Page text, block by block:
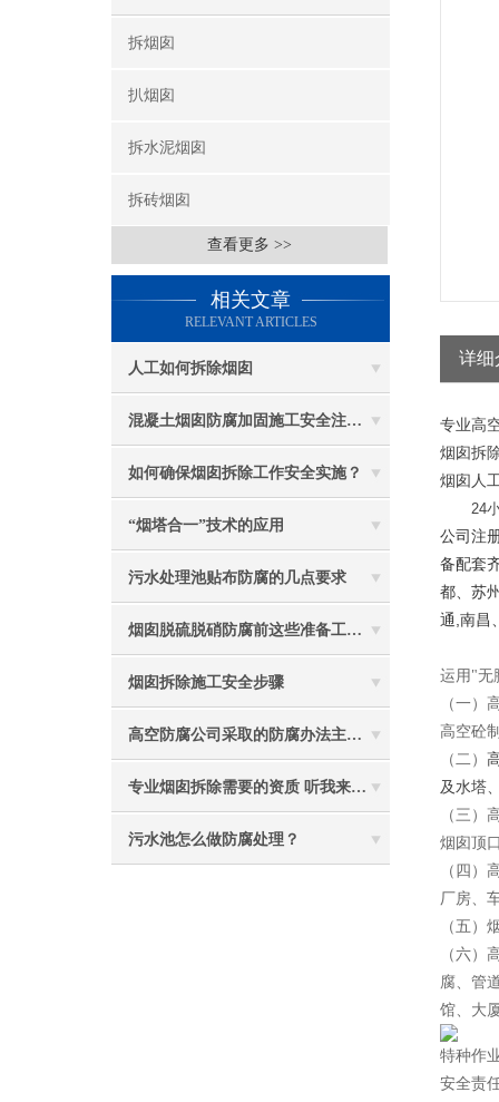
拆烟囱
扒烟囱
拆水泥烟囱
拆砖烟囱
查看更多 >>
相关文章
RELEVANT ARTICLES
人工如何拆除烟囱
混凝土烟囱防腐加固施工安全注意事项
如何确保烟囱拆除工作安全实施？
“烟塔合一”技术的应用
污水处理池贴布防腐的几点要求
烟囱脱硫脱硝防腐前这些准备工作要做到位
烟囱拆除施工安全步骤
高空防腐公司采取的防腐办法主要有哪些？
专业烟囱拆除需要的资质 听我来给你分析
污水池怎么做防腐处理？
详细
专业高
烟囱拆
烟囱人
24小
公司注
备配套
都、苏
通,南昌
运用"无
（一）
高空砼
（二）
及水塔
（三）
烟囱顶
（四）
厂房、
（五）
（六）
腐、管
馆、大
特种作
安全责